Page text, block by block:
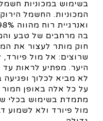
המכוניות. החשמל
בה מרחבים של טבע
חוק מותר לעצור את
שרוצים: אל מול
היער. מפתיע לראות
לא מביא לכלוך ופגיעה
על כל אלה באופן חמור
מתמדת בשימוש בכלי
מול פיורד ולא לשמוע